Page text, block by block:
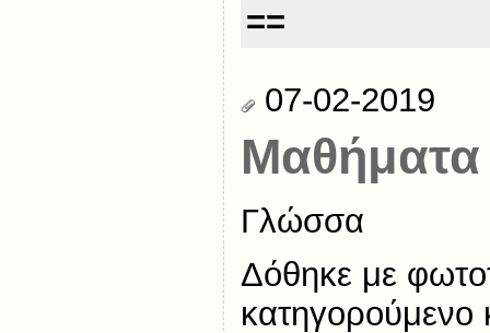
==
07-02-2019
Γλώσσα
Δόθηκε με
κατηγορούμενο